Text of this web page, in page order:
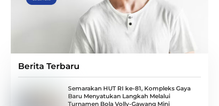
Berita Terbaru
Semarakan HUT RI ke-81, Kompleks Gaya
Baru Menyatukan Langkah Melalui
Turnamen Bola Volly-Gawang Mini